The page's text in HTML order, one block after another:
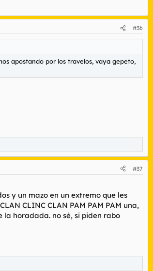
#36
apostando por los travelos, vaya gepeto,
#37
y un mazo en un extremo que les
CLINC CLAN PAM PAM PAM una,
la horadada. no sé, si piden rabo